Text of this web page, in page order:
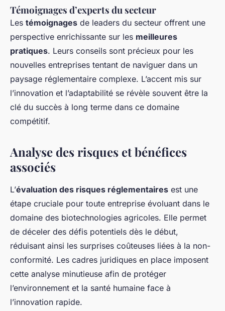
Témoignages d’experts du secteur
Les témoignages de leaders du secteur offrent une
perspective enrichissante sur les meilleures
pratiques. Leurs conseils sont précieux pour les
nouvelles entreprises tentant de naviguer dans un
paysage réglementaire complexe. L’accent mis sur
l’innovation et l’adaptabilité se révèle souvent être la
clé du succès à long terme dans ce domaine
compétitif.
Analyse des risques et bénéfices
associés
L’évaluation des risques réglementaires est une
étape cruciale pour toute entreprise évoluant dans le
domaine des biotechnologies agricoles. Elle permet
de déceler des défis potentiels dès le début,
réduisant ainsi les surprises coûteuses liées à la non-
conformité. Les cadres juridiques en place imposent
cette analyse minutieuse afin de protéger
l’environnement et la santé humaine face à
l’innovation rapide.